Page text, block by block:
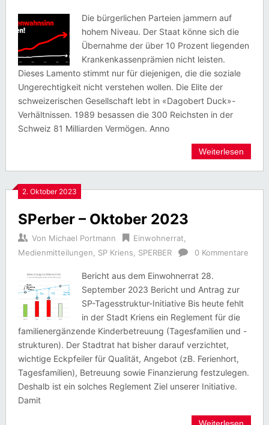
Die bürgerlichen Parteien jammern auf
hohem Niveau. Der Staat könne sich die
Übernahme der über 10 Prozent liegenden
Krankenkassenprämien nicht leisten.
Dieses Lamento stimmt nur für diejenigen, die die soziale
Ungerechtigkeit nicht verstehen wollen. Die Elite der
schweizerischen Gesellschaft lebt in «Dagobert Duck»-
Verhältnissen. 1989 besassen die 300 Reichsten in der
Schweiz 81 Milliarden Vermögen. Anno
Weiterlesen
2. Oktober 2023
SPerber – Oktober 2023
Von Michael Portmann Einwohnerrat
Medienmitteilungen
SP Kriens SPERBER 0 Kommentare
Bericht aus dem Einwohnerrat 28.
September 2023 Bericht und Antrag zur
SP-Tagesstruktur-Initiative Bis heute fehlt
in der Stadt Kriens ein Reglement für die
familienergänzende Kinderbetreuung (Tagesfamilien und -
strukturen). Der Stadtrat hat bisher darauf verzichtet,
wichtige Eckpfeiler für Qualität, Angebot (zB. Ferienhort,
Tagesfamilien), Betreuung sowie Finanzierung festzulegen.
Deshalb ist ein solches Reglement Ziel unserer Initiative.
Damit
Weiterlesen